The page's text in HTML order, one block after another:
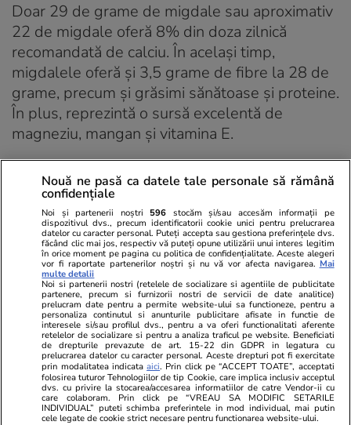
Doar 29 de grame de migdale sau aproximativ
22 de migdale oferă 8% din doza zilnică
recomandată de calciu. În același timp,
migdalele oferă și 3,5 grame de fibre la 28 de
grame, precum și grăsimi sănătoase și proteine.
În plus, reprezintă o sursă excelentă de
magneziu, mangan și vitamina E.
când ai lipsă de fier!
Abonați-vă laȘTIRILE
ZILEIpentru a fi la
curent cu cele mai noi
informații.
ABONEAZĂ-TE
URMĂREȘTE CEL MAI NOU VIDEO
Nouă ne pasă ca datele tale personale să rămână
confidențiale
Noi și partenerii noștri 596 stocăm și/sau accesăm informații pe
dispozitivul dvs., precum identificatorii cookie unici pentru prelucrarea
datelor cu caracter personal. Puteți accepta sau gestiona preferințele dvs.
făcând clic mai jos, respectiv vă puteți opune utilizării unui interes legitim
în orice moment pe pagina cu politica de confidențialitate. Aceste alegeri
vor fi raportate partenerilor noștri și nu vă vor afecta navigarea. Mai
multe detalii
Noi si partenerii nostri (retelele de socializare si agentiile de publicitate
partenere, precum si furnizorii nostri de servicii de date analitice)
prelucram date pentru a permite website-ului sa functioneze, pentru a
personaliza continutul si anunturile publicitare afisate in functie de
interesele si/sau profilul dvs., pentru a va oferi functionalitati aferente
retelelor de socializare si pentru a analiza traficul pe website. Beneficiati
de drepturile prevazute de art. 15-22 din GDPR in legatura cu
prelucrarea datelor cu caracter personal. Aceste drepturi pot fi exercitate
prin modalitatea indicataaici. Prin click pe “ACCEPT TOATE”, acceptati
folosirea tuturor Tehnologiilor de tip Cookie, care implica inclusiv acceptul
dvs. cu privire la stocarea/accesarea informatiilor de catre Vendor-ii cu
care colaboram. Prin click pe “VREAU SA MODIFIC SETARILE
INDIVIDUAL” puteti schimba preferintele in mod individual, mai putin
cele legate de cookie strict necesare pentru functionarea website-ului.